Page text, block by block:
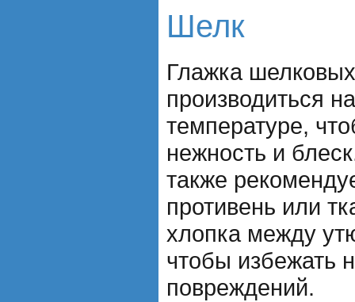
Шелк
Глажка
производиться
температуре,
нежность и
также
противень или
хлопка между
чтобы избежать
повреждений.